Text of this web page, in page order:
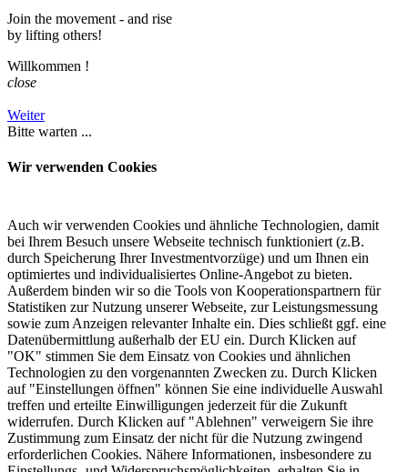
Join the movement - and rise
by lifting others!
Willkommen !
close
Weiter
Bitte warten ...
Wir verwenden Cookies
Auch wir verwenden Cookies und ähnliche Technologien, damit
bei Ihrem Besuch unsere Webseite technisch funktioniert (z.B.
durch Speicherung Ihrer Investmentvorzüge) und um Ihnen ein
optimiertes und individualisiertes Online-Angebot zu bieten.
Außerdem binden wir so die Tools von Kooperationspartnern für
Statistiken zur Nutzung unserer Webseite, zur Leistungsmessung
sowie zum Anzeigen relevanter Inhalte ein. Dies schließt ggf. eine
Datenübermittlung außerhalb der EU ein. Durch Klicken auf
"OK" stimmen Sie dem Einsatz von Cookies und ähnlichen
Technologien zu den vorgenannten Zwecken zu. Durch Klicken
auf "Einstellungen öffnen" können Sie eine individuelle Auswahl
treffen und erteilte Einwilligungen jederzeit für die Zukunft
widerrufen. Durch Klicken auf "Ablehnen" verweigern Sie ihre
Zustimmung zum Einsatz der nicht für die Nutzung zwingend
erforderlichen Cookies. Nähere Informationen, insbesondere zu